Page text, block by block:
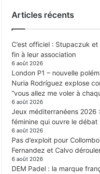
Articles récents
C’est officiel : Stupaczuk
fin à leur association
6 août 2026
London P1 – nouvelle
Nuria Rodríguez explose
“vous allez me voler à
6 août 2026
Jeux méditerranéens 2026
féminine qui ouvre le débat
6 août 2026
Pas d’exploit pour
Fernandez et Calvo
6 août 2026
DEM Padel : la marque